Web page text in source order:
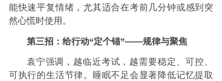
能快速平复情绪，尤其适合在考前几分钟或感到突
然心慌时使用。
第三招：给行动“定个锚”——规律与聚焦
袁宁强调，越临近考试，越需要稳定、可控、
可执行的生活节律。睡眠不足会显著降低记忆提取